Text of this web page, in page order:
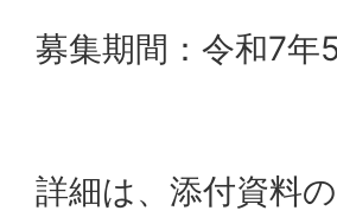
募集期間：令和7年
詳細は、添付資料